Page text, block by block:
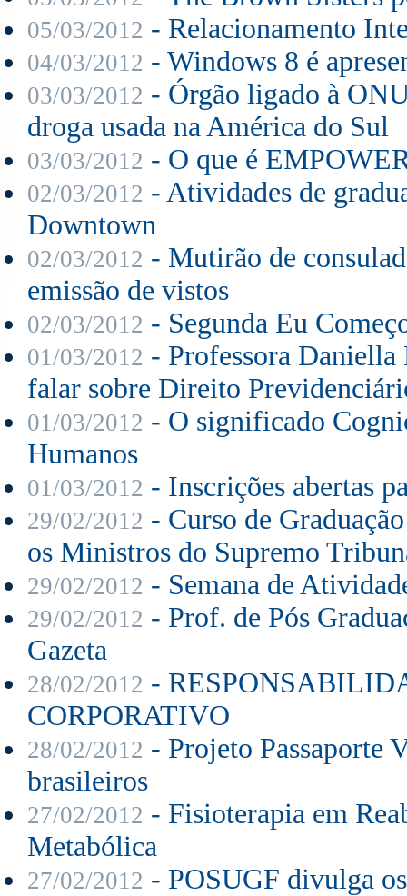
05/03/2012 - Relacionamento
04/03/2012 - Windows 8 é
03/03/2012 - Órgão ligado à
droga usada na América do Sul
03/03/2012 - O que é
02/03/2012 - Atividades de
Downtown
02/03/2012 - Mutirão de
emissão de vistos
02/03/2012 - Segunda Eu
01/03/2012 - Professora
falar sobre Direito
01/03/2012 - O significado
Humanos
01/03/2012 - Inscrições abertas
29/02/2012 - Curso de
os Ministros do Supremo
29/02/2012 - Semana de
29/02/2012 - Prof. de Pós
Gazeta
28/02/2012 -
CORPORATIVO
28/02/2012 - Projeto Passaporte
brasileiros
27/02/2012 - Fisioterapia em
Metabólica
27/02/2012 - POSUGF divulga